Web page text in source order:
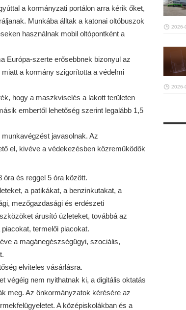
a kormányzati portálon arra kérik őket,
Munkába álltak a katonai oltóbuszok
használnak mobil oltópontként a
Európa-szerte erősebbnek bizonyul az
a kormány szigorította a védelmi
hogy a maszkviselés a lakott területen
embertől lehetőség szerint legalább 1,5
javasolnak. Az
el, kivéve a védekezésben közreműködők
óra és reggel 5 óra között.
a patikákat, a benzinkutakat, a
mezőgazdasági és erdészeti
árusító üzleteket, továbbá az
termelői piacokat.
a magánegészségügyi, szociális,
elviteles vásárlásra.
végéig nem nyithatnak ki, a digitális oktatás
meg. Az önkormányzatok kérésére az
A középiskolákban és a
2026-
2026-